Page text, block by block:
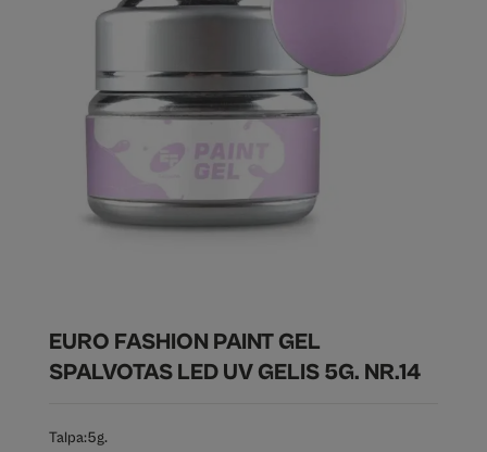
EURO FASHION PAINT GEL
SPALVOTAS LED UV GELIS 5G. NR.14
Talpa:5g.